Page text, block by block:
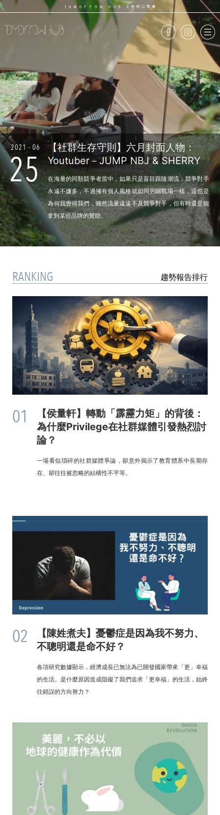
2021 - 06
25
【社群生存守則】六月封面人物：
Youtuber－JUMP NBJ & SHERRY
在海量的同類競爭者當中，如果只是盲目跟隨潮流，競爭對手
永遠不嫌多，不過擁有個人風格就如同另闢戰場一樣，這也是
為何我覺得我們，雖然流量遠遠不及競爭對手，但有時還是能
拿到某些品牌的贊助。
RANKING 趨勢報告排行
01
【侯量軒】轉動「霹靂力矩」的背後：
為什麼Privilege在社群媒體引發熱烈討
論？
一場看似瑣碎的社群媒體爭論，卻意外揭示了教育體系中長期存
在、卻往往被忽略的結構性不平等。
02
【陳姓煮夫】憂鬱症是因為我不努力、
不聰明還是命不好？
各項研究數據顯示，經濟成長已無法為已開發國家帶來「更」幸福
的生活。是什麼原因造成阻礙了我們追求「更幸福」的生活，始終
往錯誤的方向努力？